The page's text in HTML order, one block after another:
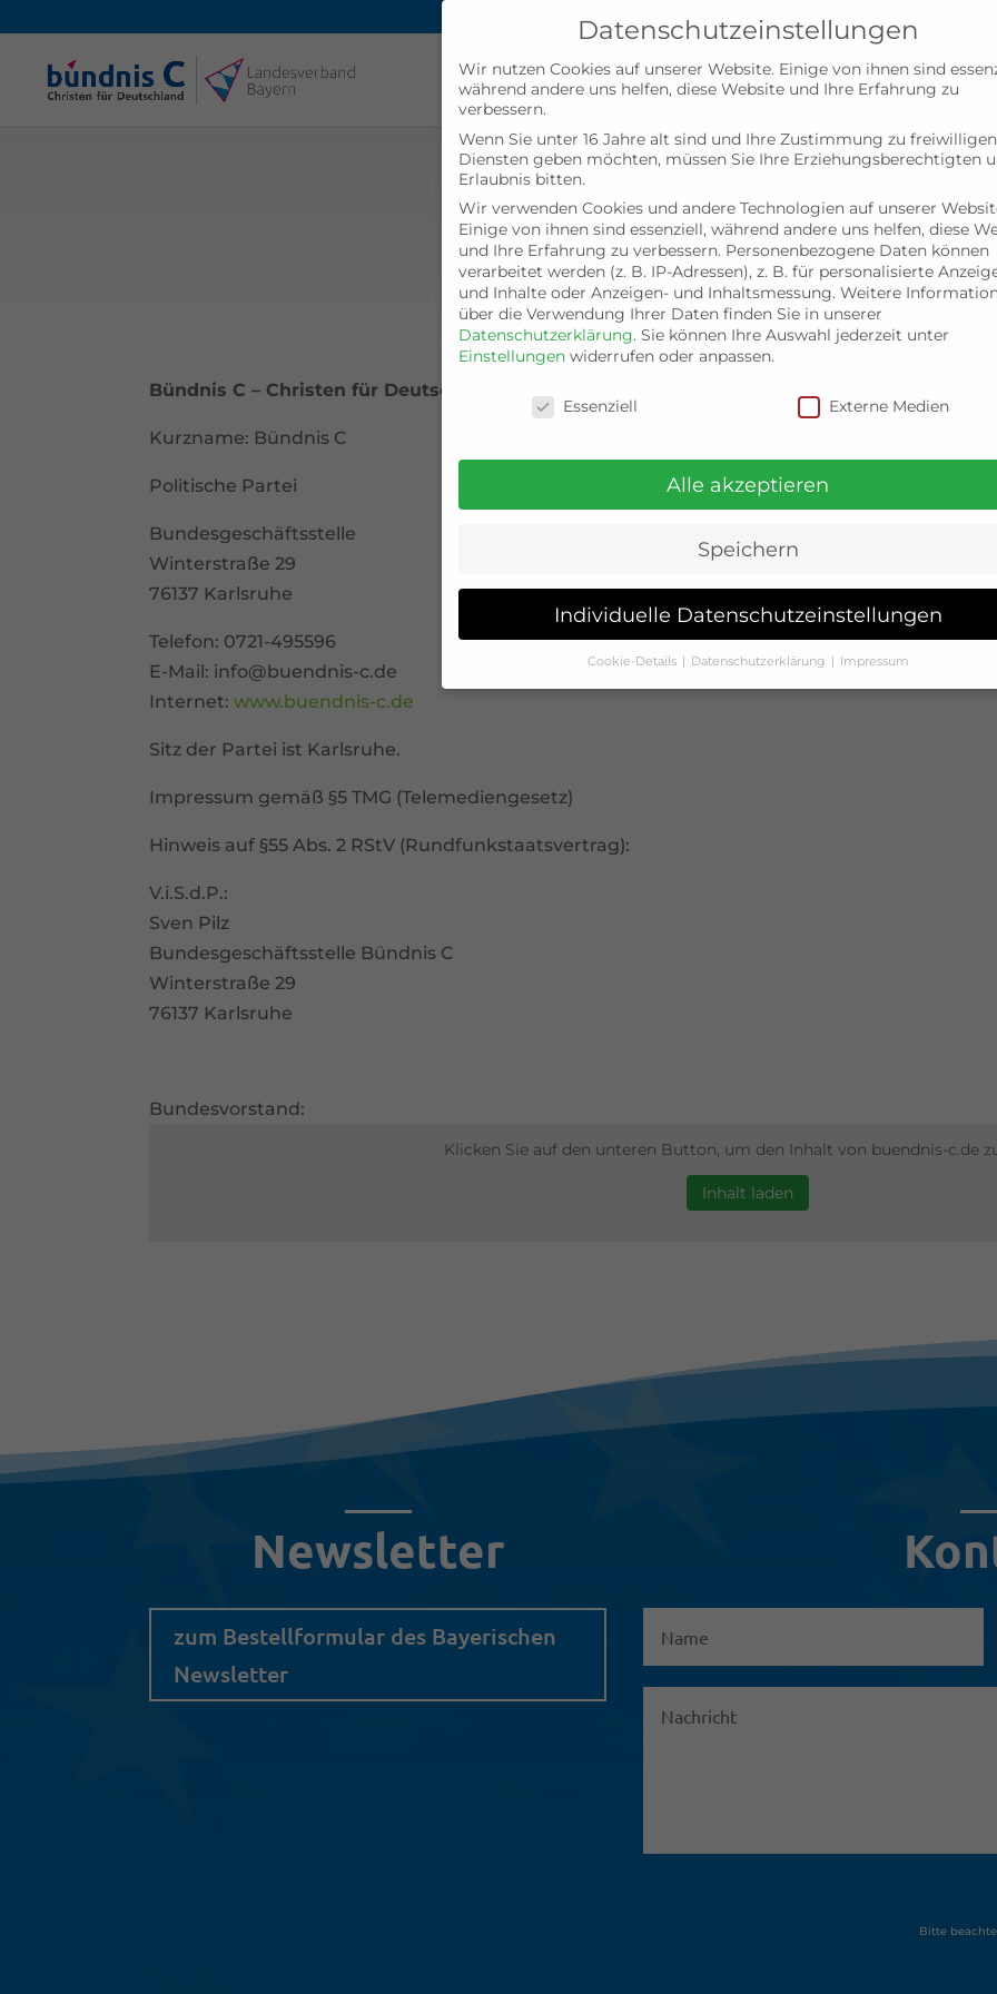
Willkommen Aktuelles Termine
Impressum
Bündnis C – Christen für Deutschland
Kurzname: Bündnis C
Politische Partei
Bundesgeschäftsstelle
Winterstraße 29
76137 Karlsruhe
Telefon: 0721-495596
E-Mail: info@buendnis-c.de
Internet:www.buendnis-c.de
Sitz der Partei ist Karlsruhe.
Impressum gemäß §5 TMG (Telemediengesetz)
Hinweis auf §55 Abs. 2 RStV (Rundfunkstaatsvertrag):
V.i.S.d.P.:
Sven Pilz
Bundesgeschäftsstelle Bündnis C
Winterstraße 29
76137 Karlsruhe
Bundesvorstand:
Klicken Sie auf den unteren Button, um den Inhalt von buendnis-c.de
Inhalt laden
Newsletter
zum Bestellformular des Bayerischen
Newsletter
Bitte
Datenschutzeinstellungen
Wir nutzen Cookies auf unserer Website. Einige von ihnen sind
während andere uns helfen, diese Website und Ihre Erfahrung zu
verbessern.
Wenn Sie unter 16 Jahre alt sind und Ihre Zustimmung zu freiwilligen
Diensten geben möchten, müssen Sie Ihre Erziehungsberechtigten
Erlaubnis bitten.
Wir verwenden Cookies und andere Technologien auf unserer
Einige von ihnen sind essenziell, während andere uns helfen, diese
und Ihre Erfahrung zu verbessern. Personenbezogene Daten können
verarbeitet werden (z. B. IP-Adressen), z. B. für personalisierte
und Inhalte oder Anzeigen- und Inhaltsmessung. Weitere
über die Verwendung Ihrer Daten finden Sie in unserer
Datenschutzerklärung. Sie können Ihre Auswahl jederzeit unter
Einstellungen widerrufen oder anpassen.
Essenziell Externe Medien
Alle akzeptieren
Speichern
Individuelle Datenschutzeinstellungen
Cookie-Details Datenschutzerklärung Impressum
Datenschutzeinstellungen
Wir verwenden Cookies und andere Technologien auf unserer Website.
und Ihre Erfahrung zu verbessern.
verarbeitet werden (z. B. IP-Adressen), z. B. für personalisierte
einwandfreie Funktion der Website erforderlich.
Cookie-Informationen anzeigen
Datenschutzerklärung